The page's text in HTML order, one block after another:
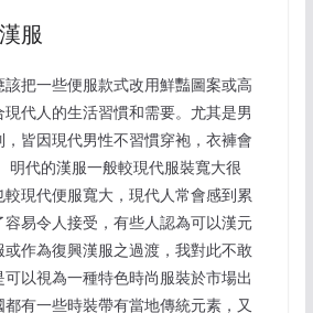
服
把一些便服款式改用鮮豔圖案或高
代人的生活習慣和需要。尤其是男
皆因現代男性不習慣穿袍，衣褲會
明代的漢服一般較現代服裝寬大很
現代便服寬大，現代人常會感到累
易令人接受，有些人認為可以漢元
作為復興漢服之過渡，我對此不敢
以視為一種特色時尚服裝於市場出
有一些時裝帶有當地傳統元素，又